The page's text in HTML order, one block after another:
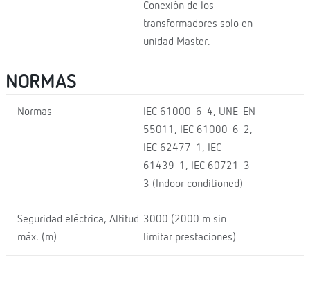
Conexión de los
transformadores solo en
unidad Master.
NORMAS
Normas
IEC 61000-6-4, UNE-EN
55011, IEC 61000-6-2,
IEC 62477-1, IEC
61439-1, IEC 60721-3-
3 (Indoor conditioned)
Seguridad eléctrica, Altitud
máx. (m)
3000 (2000 m sin
limitar prestaciones)